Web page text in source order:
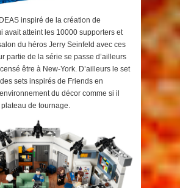
inspiré de la création de
avait atteint les 10000 supporters et
du héros Jerry Seinfeld avec ces
partie de la série se passe d’ailleurs
être à New-York. D’ailleurs le set
sets inspirés de Friends en
du décor comme si il
plateau de tournage.